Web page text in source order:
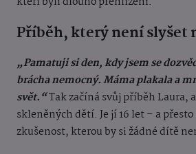
Příběh, který není slyšet
„Pamatuji si den, kdy jsem se
brácha nemocný. Máma plakala a
svět.“Tak začíná svůj příběh Laura,
skleněných dětí. Je jí 16 let – a přesto
zkušenost, kterou by si žádné dítě